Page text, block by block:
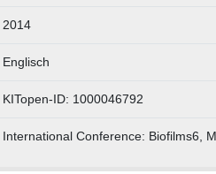
2014
Englisch
KITopen-ID: 1000046792
International Conference: Biofilms6,